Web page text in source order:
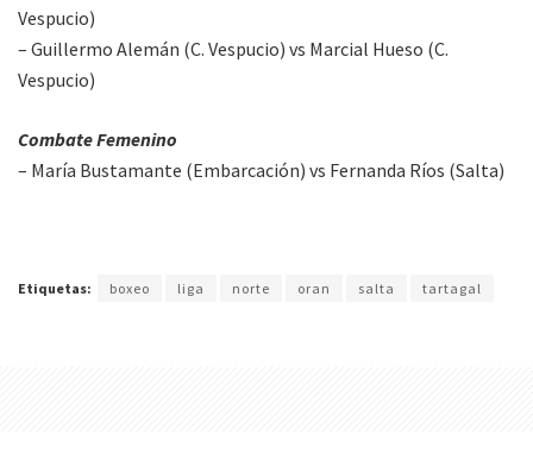
Vespucio)
– Guillermo Alemán (C. Vespucio) vs Marcial Hueso (C.
Vespucio)
Combate Femenino
– María Bustamante (Embarcación) vs Fernanda Ríos (Salta)
Etiquetas: boxeo liga norte oran salta tartagal